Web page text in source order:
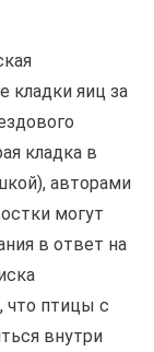
кладки яиц за
кладка в
авторами
могут
в ответ на
что птицы с
внутри